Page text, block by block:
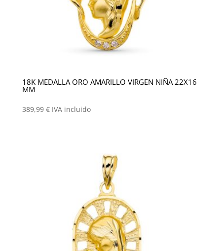
18K MEDALLA ORO AMARILLO VIRGEN NIÑA 22X16
MM
389,99 € IVA incluido